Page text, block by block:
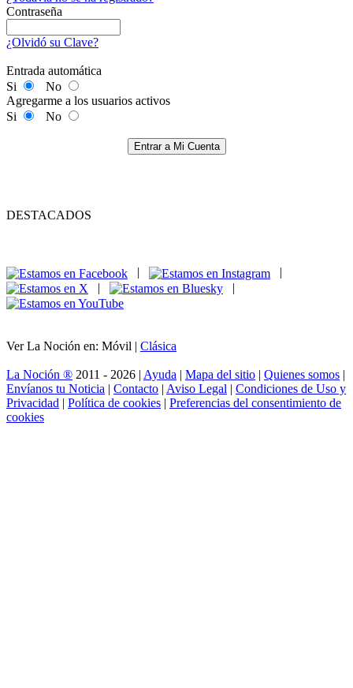
Contraseña
¿Olvidó su Clave?
Entrada automática
Si
No
Agregarme a los usuarios activos
Si
No
Entrar a Mi Cuenta
DESTACADOS
|
|
Ver La Noción en: Móvil | Clásica
La Noción ® 2011 - 2026 | Ayuda | Mapa del sitio | Quienes somos |
Envíanos tu Noticia | Contacto | Aviso Legal | Condiciones de Uso y
Privacidad | Política de cookies | Preferencias del consentimiento de
cookies